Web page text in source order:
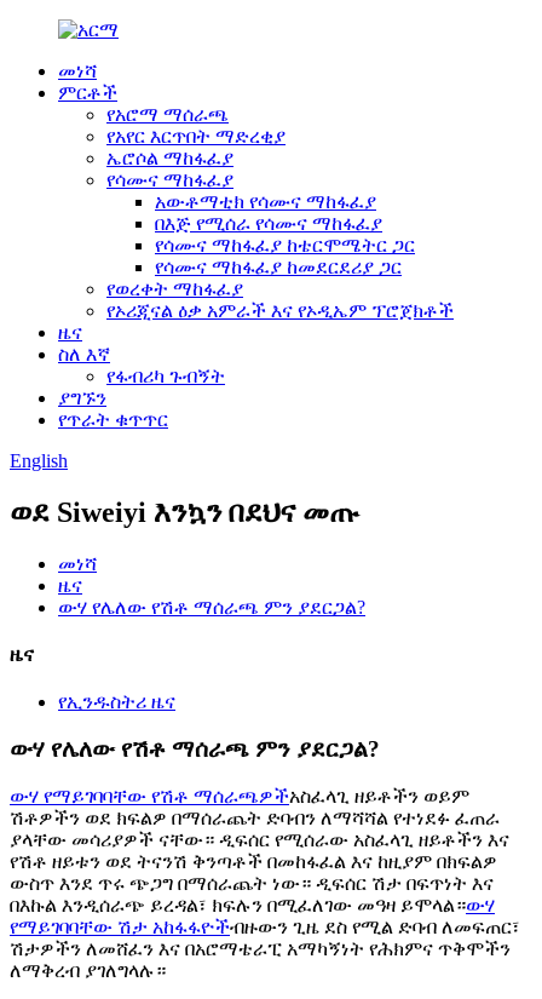
መነሻ
ምርቶች
የአሮማ ማሰራጫ
የአየር እርጥበት ማድረቂያ
ኤሮሶል ማከፋፈያ
የሳሙና ማከፋፈያ
አውቶማቲክ የሳሙና ማከፋፈያ
በእጅ የሚሰራ የሳሙና ማከፋፈያ
የሳሙና ማከፋፈያ ከቴርሞሜትር ጋር
የሳሙና ማከፋፈያ ከመደርደሪያ ጋር
የወረቀት ማከፋፈያ
የኦሪጂናል ዕቃ አምራች እና የኦዲኤም ፕሮጀክቶች
ዜና
ስለ እኛ
የፋብሪካ ጉብኝት
ያግኙን
የጥራት ቁጥጥር
English
ወደ Siweiyi እንኳን በደህና መጡ
መነሻ
ዜና
ውሃ የሌለው የሽቶ ማሰራጫ ምን ያደርጋል?
ዜና
የኢንዱስትሪ ዜና
ውሃ የሌለው የሽቶ ማሰራጫ ምን ያደርጋል?
ውሃ የማይገባባቸው የሽቶ ማሰራጫዎችአስፈላጊ ዘይቶችን ወይም
ሽቶዎችን ወደ ክፍልዎ በማሰራጨት ድባብን ለማሻሻል የተነደፉ ፈጠራ
ያላቸው መሳሪያዎች ናቸው። ዲፍሰር የሚሰራው አስፈላጊ ዘይቶችን እና
የሽቶ ዘይቱን ወደ ትናንሽ ቅንጣቶች በመከፋፈል እና ከዚያም በክፍልዎ
ውስጥ እንደ ጥሩ ጭጋግ በማሰራጨት ነው። ዲፍሰር ሽታ በፍጥነት እና
በእኩል እንዲሰራጭ ይረዳል፣ ክፍሉን በሚፈለገው መዓዛ ይሞላል።ውሃ
የማይገባባቸው ሽታ አከፋፋዮችብዙውን ጊዜ ደስ የሚል ድባብ ለመፍጠር፣
ሽታዎችን ለመሸፈን እና በአሮማቴራፒ አማካኝነት የሕክምና ጥቅሞችን
ለማቅረብ ያገለግላሉ።